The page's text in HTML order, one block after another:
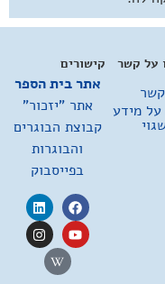
קישורים
אתר בית הספר
אתר "יזכור"
קבוצת הבוגרים
והבוגרות
בפייסבוק
על קשר
על מידע